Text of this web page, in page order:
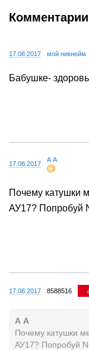
Комментарии
17.08.2017 мой никнейм
Бабушке-
17.08.2017
А А
Почему катушки
АУ17? Попробуй
17.08.2017 8588516
А А
Почему катушки
АУ17? Попробуй